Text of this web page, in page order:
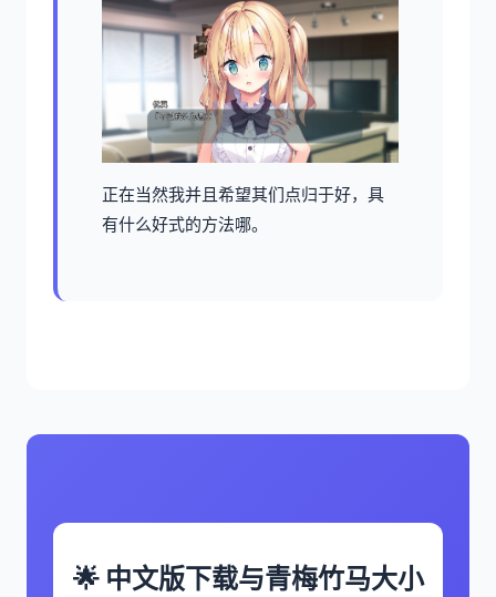
正在当然我并且希望其们点归于好，具
有什么好式的方法哪。
🌟 中文版下载与青梅竹马大小